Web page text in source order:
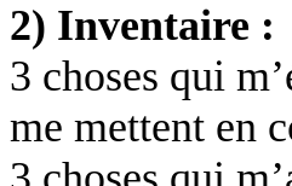
2) Inventaire :
3 choses qui
me mettent en